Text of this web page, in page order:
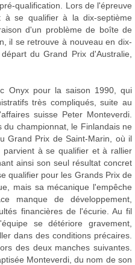
qualification. Lors de l'épreuve
à se qualifier à la dix-septième
d'un problème de boîte de
il se retrouve à nouveau en dix-
du Grand Prix d'Australie,
Onyx pour la saison 1990, qui
très compliqués, suite au
suisse Peter Monteverdi.
championnat, le Finlandais ne
Grand Prix de Saint-Marin, où il
à se qualifier et à rallier
ainsi son seul résultat concret
qualifier pour les Grands Prix de
mais sa mécanique l'empêche
manque de développement,
financières de l'écurie. Au fil
se détériore gravement,
dans des conditions précaires.
des deux manches suivantes.
Monteverdi, du nom de son